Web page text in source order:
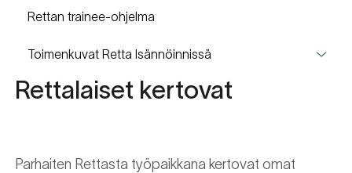
Rettan trainee-ohjelma
Toimenkuvat Retta Isännöinnissä
Rettalaiset kertovat
Parhaiten Rettasta työpaikkana kertovat omat